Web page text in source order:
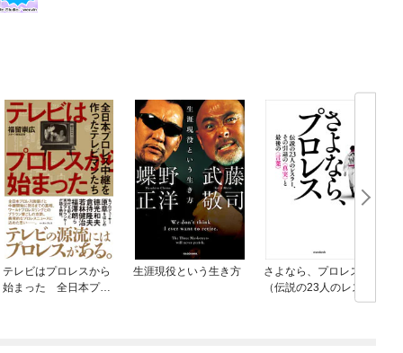
テレビはプロレスから
始まった 全日本プロ
生涯現役という生き方
さよなら、プロレス
（伝説の23人のレスラ
ー、その引退の真実と